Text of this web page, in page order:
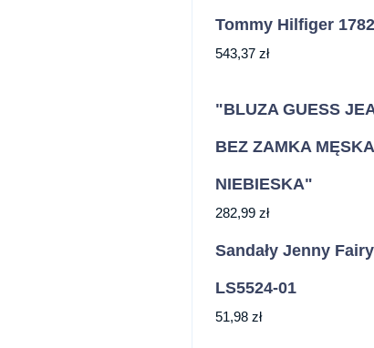
Tommy Hilfiger
543,37 zł
"BLUZA GUESS
BEZ ZAMKA MĘSKA
NIEBIESKA"
282,99 zł
Sandały Jenny Fairy
LS5524-01
51,98 zł